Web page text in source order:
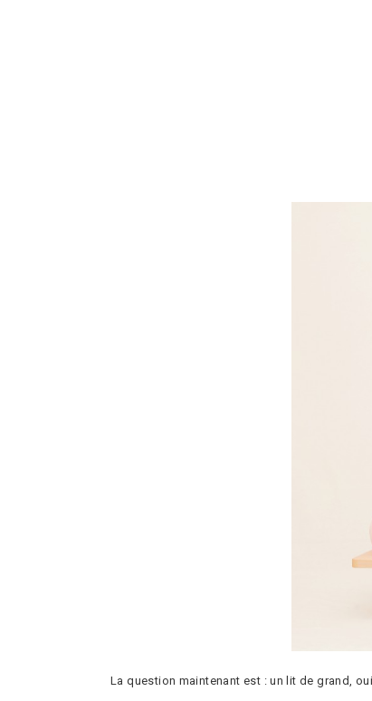
La question maintenant est : un lit de grand,